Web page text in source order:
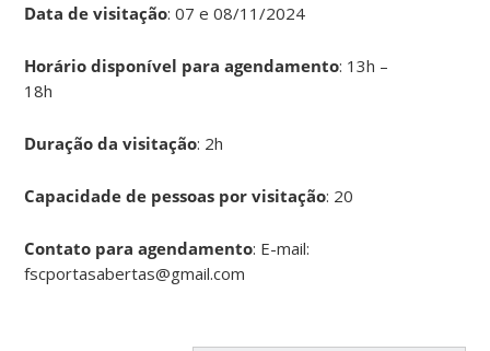
Data de visitação: 07 e 08/11/2024
Horário disponível para agendamento: 13h –
18h
Duração da visitação: 2h
Capacidade de pessoas por visitação: 20
Contato para agendamento: E-mail:
fscportasabertas@gmail.com